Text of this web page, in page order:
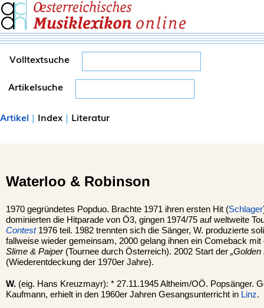
Volltextsuche
Artikelsuche
Artikel | Index | Literatur
Waterloo & Robinson
1970 gegründetes Popduo. Brachte 1971 ihren ersten Hit (Schlager
dominierten die Hitparade von Ö3, gingen 1974/75 auf weltweite
Contest1976 teil. 1982 trennten sich die Sänger, W. produzierte
fallweise wieder gemeinsam, 2000 gelang ihnen ein Comeback
Slime & Paiper (Tournee durch Österreich). 2002 Start der „Golden
(Wiederentdeckung der 1970er Jahre).
W. (eig. Hans Kreuzmayr): * 27.11.1945 Altheim/OÖ. Popsänger.
Kaufmann, erhielt in den 1960er Jahren Gesangsunterricht in Linz.